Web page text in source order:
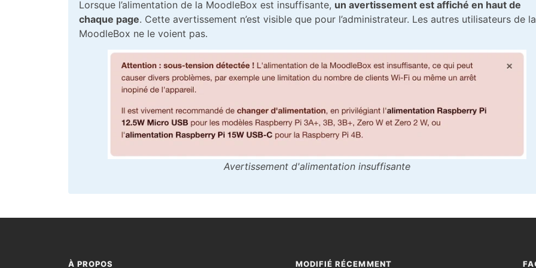
Lorsque l’alimentation de la MoodleBox est insuffisante, un avertissement est affiché en haut de
chaque page. Cette avertissement n’est visible que pour l’administrateur. Les autres utilisateurs de la
MoodleBox ne le voient pas.
Avertissement d'alimentation insuffisante
À PROPOS MODIFIÉ RÉCEMMENT